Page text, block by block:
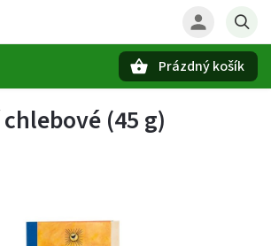
Prázdný košík
(45 g)